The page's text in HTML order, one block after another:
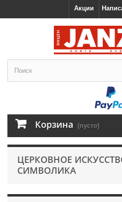
Акции
Корзина (пусто)
ЦЕРКОВНОЕ
СИМВОЛИКА